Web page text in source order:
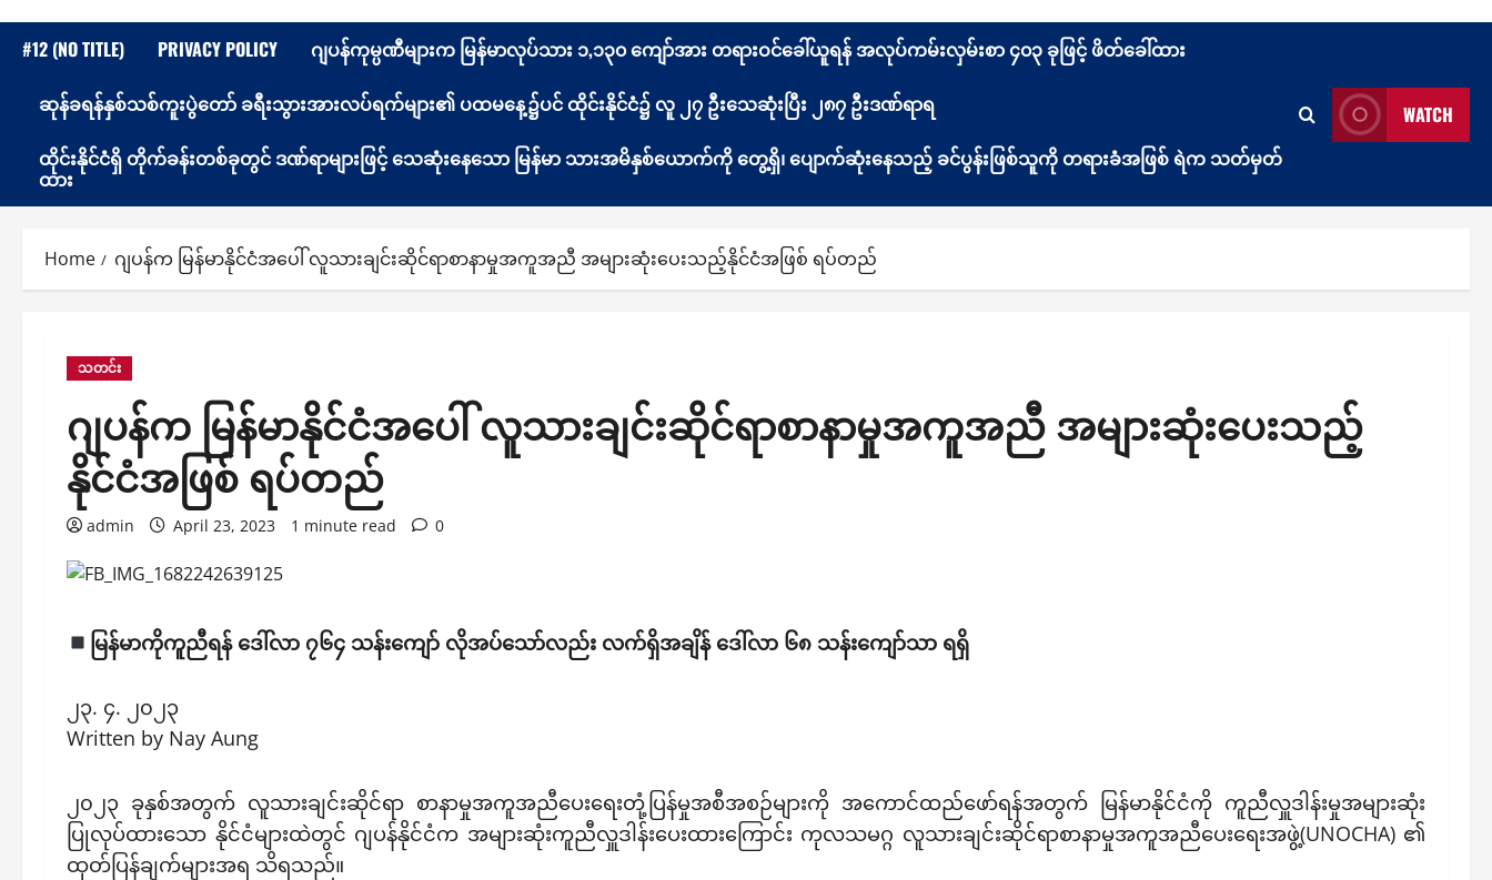
#12 (NO TITLE) PRIVACY POLICY ဂျပန်ကုမ္ပဏီများက မြန်မာလုပ်သား ၁,၁၃၀ ကျော်အား တရားဝင်ခေါ်ယူရန် အလုပ်ကမ်းလှမ်းစာ ၄၀၃ ခုဖြင့် ဖိတ်ခေါ်ထား
ဆုန်ခရန်နှစ်သစ်ကူးပွဲတော် ခရီးသွားအားလပ်ရက်များ၏ ပထမနေ့၌ပင် ထိုင်းနိုင်ငံ၌ လူ ၂၇ ဦးသေဆုံးပြီး ၂၈၇ ဦးဒဏ်ရာရ
ထိုင်းနိုင်ငံရှိ တိုက်ခန်းတစ်ခုတွင် ဒဏ်ရာများဖြင့် သေဆုံးနေသော မြန်မာ သားအမိနှစ်ယောက်ကို တွေ့ရှိ၊ ပျောက်ဆုံးနေသည့် ခင်ပွန်းဖြစ်သူကို တရားခံအဖြစ် ရဲက သတ်မှတ်
ထား
WATCH
Home ဂျပန်က မြန်မာနိုင်ငံအပေါ် လူသားချင်းဆိုင်ရာစာနာမှုအကူအညီ အများဆုံးပေးသည့်နိုင်ငံအဖြစ် ရပ်တည်
သတင်း
ဂျပန်က မြန်မာနိုင်ငံအပေါ် လူသားချင်းဆိုင်ရာစာနာမှုအကူအညီ အများဆုံးပေးသည့်
နိုင်ငံအဖြစ် ရပ်တည်
admin April 23, 2023 1 minute read 0
မြန်မာကိုကူညီရန် ဒေါ်လာ ၇၆၄ သန်းကျော် လိုအပ်သော်လည်း လက်ရှိအချိန် ဒေါ်လာ ၆၈ သန်းကျော်သာ ရရှိ
၂၃. ၄. ၂၀၂၃
Written by Nay Aung
၂၀၂၃ ခုနှစ်အတွက် လူသားချင်းဆိုင်ရာ စာနာမှုအကူအညီပေးရေးတုံ့ပြန်မှုအစီအစဉ်များကို အကောင်ထည်ဖော်ရန်အတွက် မြန်မာနိုင်ငံကို ကူညီလှူဒါန်းမှုအများဆုံး
ပြုလုပ်ထားသော နိုင်ငံများထဲတွင် ဂျပန်နိုင်ငံက အများဆုံးကူညီလှူဒါန်းပေးထားကြောင်း ကုလသမဂ္ဂ လူသားချင်းဆိုင်ရာစာနာမှုအကူအညီပေးရေးအဖွဲ့(UNOCHA) ၏
ထုတ်ပြန်ချက်များအရ သိရသည်။